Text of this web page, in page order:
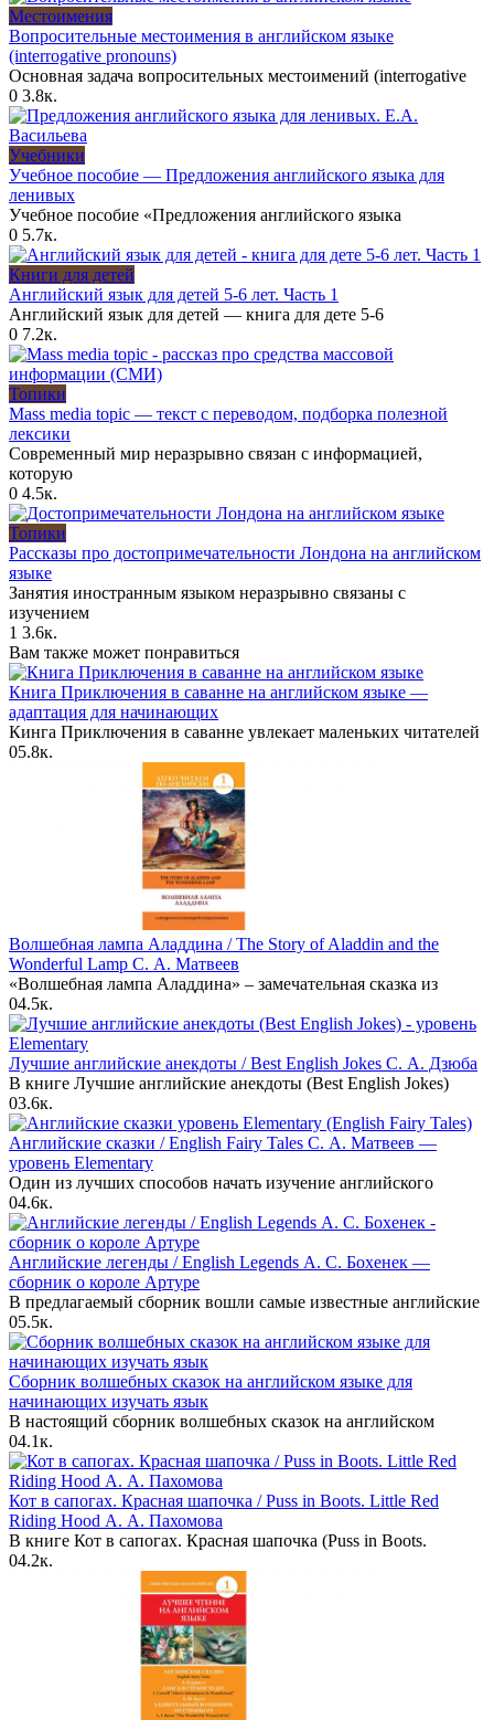
Местоимения
Вопросительные местоимения в английском языке
(interrogative pronouns)
Основная задача вопросительных местоимений (interrogative
0 3.8к.
Учебники
Учебное пособие — Предложения английского языка для
ленивых
Учебное пособие «Предложения английского языка
0 5.7к.
Книги для детей
Английский язык для детей 5-6 лет. Часть 1
Английский язык для детей — книга для дете 5-6
0 7.2к.
Топики
Mass media topic — текст с переводом, подборка полезной
лексики
Современный мир неразрывно связан с информацией,
которую
0 4.5к.
Топики
Рассказы про достопримечательности Лондона на английском
языке
Занятия иностранным языком неразрывно связаны с
изучением
1 3.6к.
Вам также может понравиться
Книга Приключения в саванне на английском языке —
адаптация для начинающих
Кинга Приключения в саванне увлекает маленьких читателей
05.8к.
Волшебная лампа Аладдина / The Story of Aladdin and the
Wonderful Lamp С. А. Матвеев
«Волшебная лампа Аладдина» – замечательная сказка из
04.5к.
Лучшие английские анекдоты / Best English Jokes С. А. Дзюба
В книге Лучшие английские анекдоты (Best English Jokes)
03.6к.
Английские сказки / English Fairy Tales С. А. Матвеев —
уровень Elementary
Один из лучших способов начать изучение английского
04.6к.
Английские легенды / English Legends А. С. Бохенек —
сборник о короле Артуре
В предлагаемый сборник вошли самые известные английские
05.5к.
Сборник волшебных сказок на английском языке для
начинающих изучать язык
В настоящий сборник волшебных сказок на английском
04.1к.
Кот в сапогах. Красная шапочка / Puss in Boots. Little Red
Riding Hood А. А. Пахомова
В книге Кот в сапогах. Красная шапочка (Puss in Boots.
04.2к.